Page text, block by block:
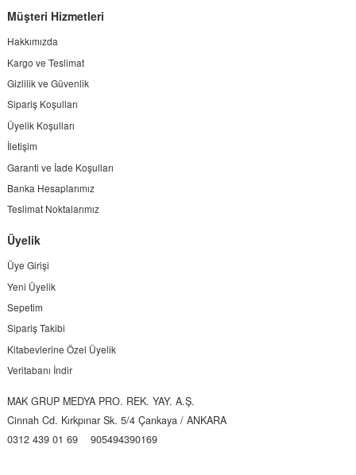
Müşteri Hizmetleri
Hakkımızda
Kargo ve Teslimat
Gizlilik ve Güvenlik
Sipariş Koşulları
Üyelik Koşulları
İletişim
Garanti ve İade Koşulları
Banka Hesaplarımız
Teslimat Noktalarımız
Üyelik
Üye Girişi
Yeni Üyelik
Sepetim
Sipariş Takibi
Kitabevlerine Özel Üyelik
Veritabanı İndir
MAK GRUP MEDYA PRO. REK. YAY. A.Ş.
Cinnah Cd. Kırkpınar Sk. 5/4 Çankaya / ANKARA
0312 439 01 69
905494390169